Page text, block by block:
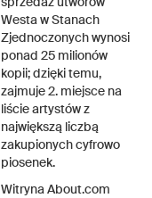
Westa w Stanach
Zjednoczonych wynosi
ponad 25 milionów
kopii; dzięki temu,
zajmuje 2. miejsce na
liście artystów z
największą liczbą
zakupionych cyfrowo
piosenek.
Witryna About.com